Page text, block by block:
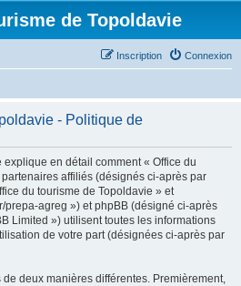
de Topoldavie
Connexion
Inscription
- Politique de
en détail comment « Office du
affiliés (désignés ci-après par
du tourisme de Topoldavie » et
prepa-agreg ») et phpBB (désigné ci-après
Limited ») utilisent toutes les informations
de votre part (désignées ci-après par
deux manières différentes. Premièrement,